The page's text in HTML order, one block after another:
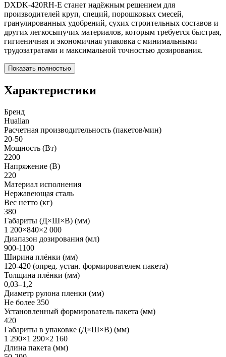
DXDK-420RH-E станет надёжным решением для
производителей круп, специй, порошковых смесей,
гранулированных удобрений, сухих строительных составов и
других легкосыпучих материалов, которым требуется быстрая,
гигиеничная и экономичная упаковка с минимальными
трудозатратами и максимальной точностью дозирования.
Показать полностью
Характеристики
Бренд
Hualian
Расчетная производительность (пакетов/мин)
20-50
Мощность (Вт)
2200
Напряжение (В)
220
Материал исполнения
Нержавеющая сталь
Вес нетто (кг)
380
Габариты (Д×Ш×В) (мм)
1 200×840×2 000
Диапазон дозирования (мл)
900-1100
Ширина плёнки (мм)
120-420 (опред. устан. формирователем пакета)
Толщина плёнки (мм)
0,03–1,2
Диаметр рулона пленки (мм)
Не более 350
Установленный формирователь пакета (мм)
420
Габариты в упаковке (Д×Ш×В) (мм)
1 290×1 290×2 160
Длина пакета (мм)